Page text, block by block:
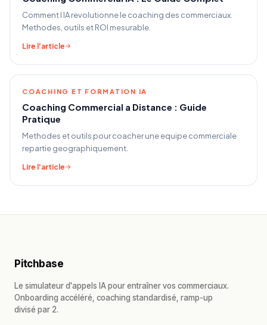
Comment l IA revolutionne le coaching des commerciaux.
Methodes, outils et ROI mesurable.
Lire l'article
COACHING ET FORMATION IA
Coaching Commercial a Distance : Guide
Pratique
Methodes et outils pour coacher une equipe commerciale
repartie geographiquement.
Lire l'article
Pitchbase
Le simulateur d'appels IA pour entraîner vos commerciaux.
Onboarding accéléré, coaching standardisé, ramp-up
divisé par 2.